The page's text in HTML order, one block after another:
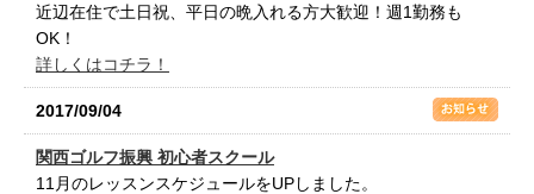
近辺在住で土日祝、平日の晩入れる方大歓迎！週1勤務も
OK！
詳しくはコチラ！
2017/09/04
関西ゴルフ振興 初心者スクール
11月のレッスンスケジュールをUPしました。